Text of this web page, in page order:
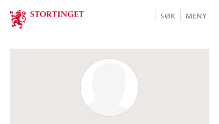
Stortinget.no
SØK MENY